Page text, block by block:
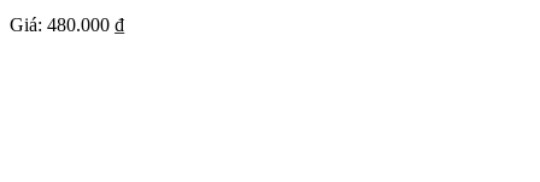
Giá: 480.000 ₫